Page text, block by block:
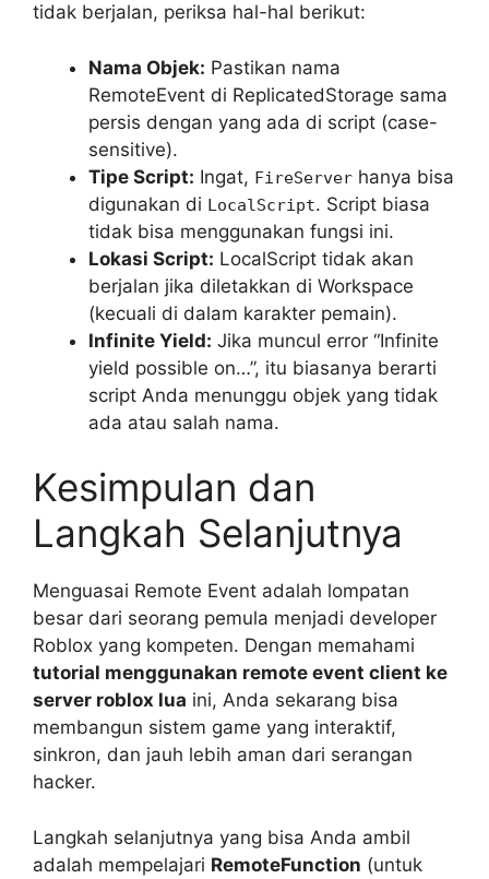
tidak berjalan, periksa hal-hal berikut:
Nama Objek: Pastikan nama
RemoteEvent di ReplicatedStorage sama
persis dengan yang ada di script (case-
sensitive).
Tipe Script: Ingat, FireServer hanya bisa
digunakan di LocalScript. Script biasa
tidak bisa menggunakan fungsi ini.
Lokasi Script: LocalScript tidak akan
berjalan jika diletakkan di Workspace
(kecuali di dalam karakter pemain).
Infinite Yield: Jika muncul error “Infinite
yield possible on…”, itu biasanya berarti
script Anda menunggu objek yang tidak
ada atau salah nama.
Kesimpulan dan
Langkah Selanjutnya
Menguasai Remote Event adalah lompatan
besar dari seorang pemula menjadi developer
Roblox yang kompeten. Dengan memahami
tutorial menggunakan remote event client ke
server roblox lua ini, Anda sekarang bisa
membangun sistem game yang interaktif,
sinkron, dan jauh lebih aman dari serangan
hacker.
Langkah selanjutnya yang bisa Anda ambil
adalah mempelajari RemoteFunction (untuk